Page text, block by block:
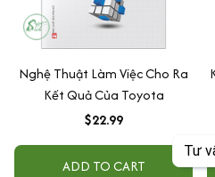
Tư
Nghệ Thuật Làm Việc Cho Ra
Kết Quả Của Toyota
$22.99
ADD TO CART